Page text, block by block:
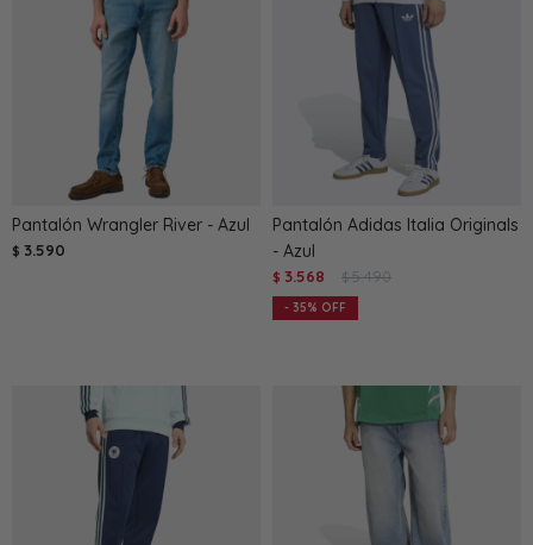
Pantalón Wrangler River - Azul
$ 3.590
Pantalón Adidas Italia Originals
- Azul
$ 3.568 $ 5.490
35